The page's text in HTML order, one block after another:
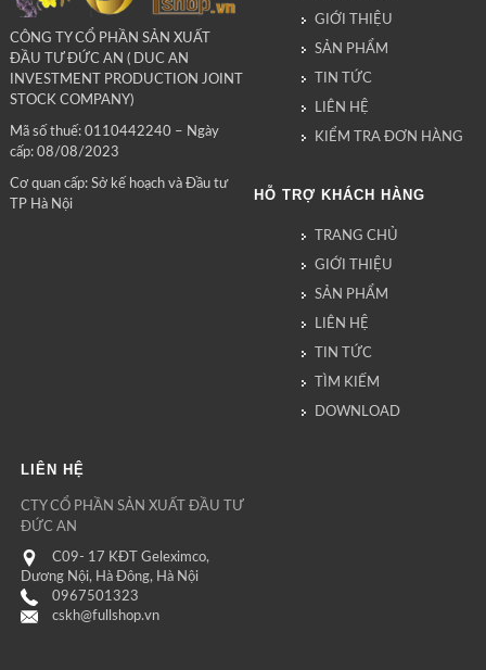
CÔNG TY CỔ PHẦN SẢN XUẤT
ĐẦU TƯ ĐỨC AN ( DUC AN
INVESTMENT PRODUCTION JOINT
STOCK COMPANY)
Mã số thuế: 0110442240 – Ngày
cấp: 08/08/2023
Cơ quan cấp: Sở kế hoạch và Đầu tư
TP Hà Nội
GIỚI THIỆU
SẢN PHẨM
TIN TỨC
LIÊN HỆ
KIỂM TRA ĐƠN HÀNG
HỖ TRỢ KHÁCH HÀNG
TRANG CHỦ
GIỚI THIỆU
SẢN PHẨM
LIÊN HỆ
TIN TỨC
TÌM KIẾM
DOWNLOAD
LIÊN HỆ
CTY CỔ PHẦN SẢN XUẤT ĐẦU TƯ
ĐỨC AN
C09- 17 KĐT Geleximco,
Dương Nội, Hà Đông, Hà Nội
0967501323
cskh@fullshop.vn